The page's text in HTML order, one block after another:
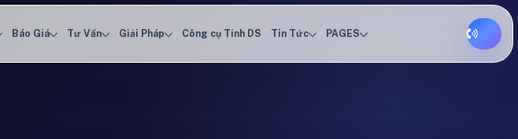
Báo Giá Tư Vấn Giải Pháp Công cụ Tính DS Tin Tức PAGES